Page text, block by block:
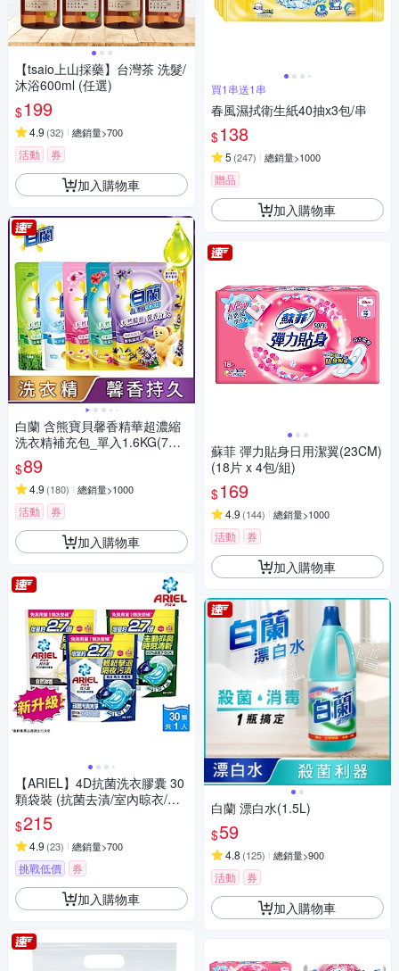
【tsaio上山採藥】台灣茶 洗髮/
沐浴600ml (任選)
$199
4.9 (32) 總銷量>700
活動 券
加入購物車
白蘭 含熊寶貝馨香精華超濃縮
洗衣精補充包_單入1.6KG(7款
任選)
$89
4.9 (180) 總銷量>1000
活動 券
加入購物車
【ARIEL】4D抗菌洗衣膠囊 30
顆袋裝 (抗菌去漬/室內晾衣/自
然微香)
$215
4.9 (23) 總銷量>700
挑戰低價 券
加入購物車
買1串送1串
春風濕拭衛生紙40抽x3包/串
$138
5 (247) 總銷量>1000
贈品
加入購物車
蘇菲 彈力貼身日用潔翼(23CM)
(18片 x 4包/組)
$169
4.9 (144) 總銷量>1000
活動 券
加入購物車
白蘭 漂白水(1.5L)
$59
4.8 (125) 總銷量>900
活動 券
加入購物車